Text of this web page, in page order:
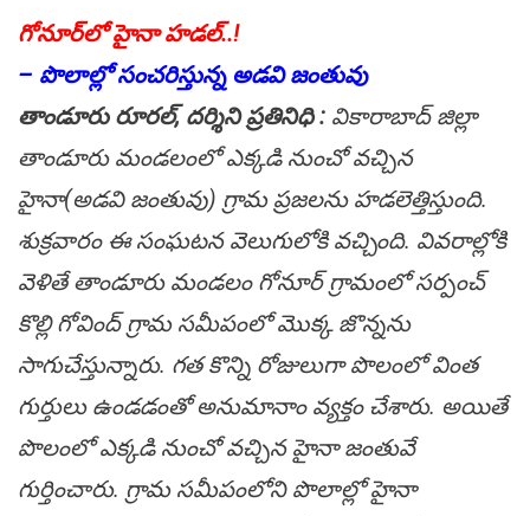
గోనూర్‌లో హైనా హ‌డ‌ల్..!
– పొలాల్లో సంచ‌రిస్తున్న అడ‌వి జంతువు
తాండూరు రూర‌ల్, ద‌ర్శిని ప్ర‌తినిధి : వికారాబాద్ జిల్లా
తాండూరు మండ‌లంలో ఎక్క‌డి నుంచో వ‌చ్చిన
హైనా(అడ‌వి జంతువు) గ్రామ ప్ర‌జ‌ల‌ను హ‌డ‌లెత్తిస్తుంది.
శుక్ర‌వారం ఈ సంఘ‌ట‌న వెలుగులోకి వ‌చ్చింది. వివ‌రాల్లోకి
వెళితే తాండూరు మండ‌లం గోనూర్ గ్రామంలో స‌ర్పంచ్
కొల్లి గోవింద్ గ్రామ స‌మీపంలో మొక్క జొన్నను
సాగుచేస్తున్నారు. గ‌త కొన్ని రోజులుగా పొలంలో వింత
గుర్తులు ఉండ‌డంతో అనుమానాం వ్య‌క్తం చేశారు. అయితే
పొలంలో ఎక్క‌డి నుంచో వ‌చ్చిన హైనా జంతువే
గుర్తించారు. గ్రామ స‌మీపంలోని పొలాల్లో హైనా